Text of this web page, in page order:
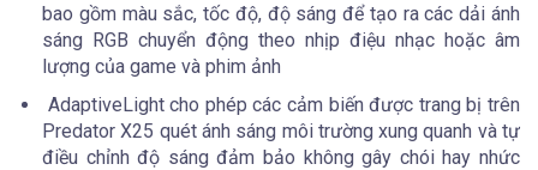
bao gồm màu sắc, tốc độ, độ sáng để tạo ra các dải ánh
sáng RGB chuyển động theo nhịp điệu nhạc hoặc âm
lượng của game và phim ảnh
AdaptiveLight cho phép các cảm biến được trang bị trên
Predator X25 quét ánh sáng môi trường xung quanh và tự
điều chỉnh độ sáng đảm bảo không gây chói hay nhức